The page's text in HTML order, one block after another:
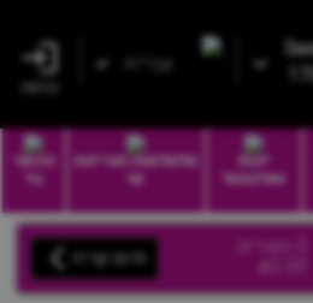
עברית
יינות
ואלכוהול
סלסלאות ואריזות
שי
הכשר
בד
מוצרים
₪ סיום קנייה